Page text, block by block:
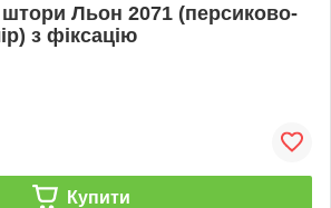
штори Льон 2071 (персиково-
з фіксацію
Купити